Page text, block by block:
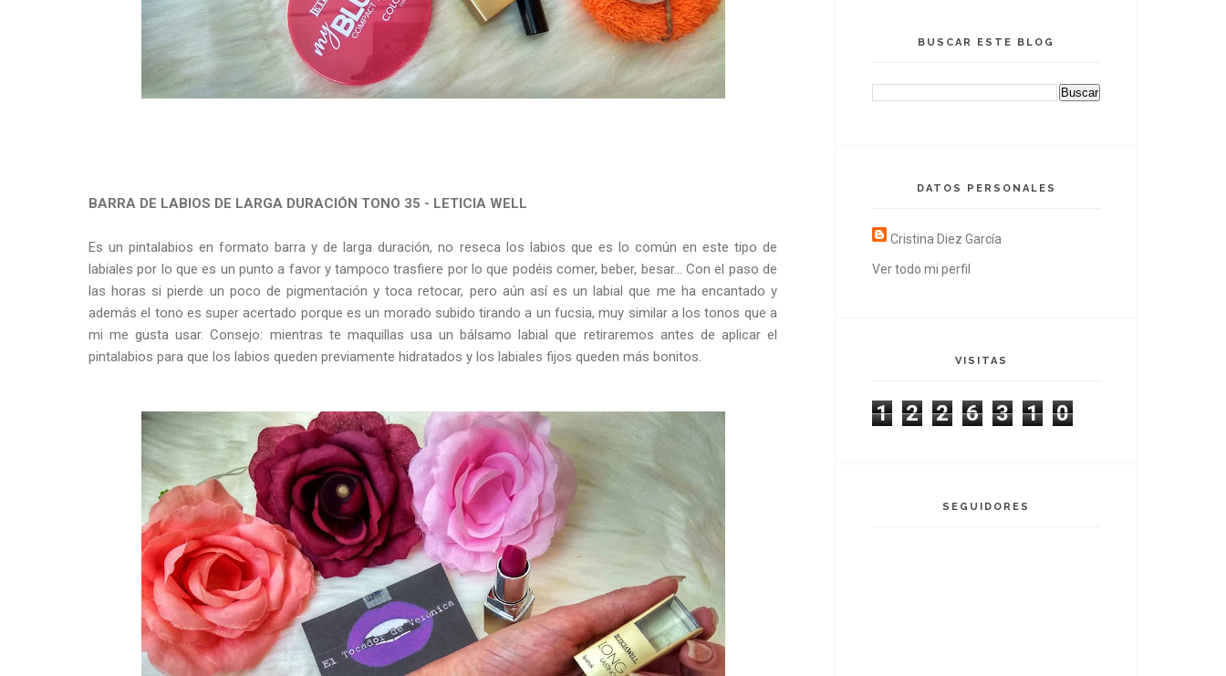
BARRA DE LABIOS DE LARGA DURACIÓN TONO 35 - LETICIA WELL
Es un pintalabios en formato barra y de larga duración, no reseca los labios que es lo común en este tipo de
labiales por lo que es un punto a favor y tampoco trasfiere por lo que podéis comer, beber, besar... Con el paso de
las horas si pierde un poco de pigmentación y toca retocar, pero aún así es un labial que me ha encantado y
además el tono es super acertado porque es un morado subido tirando a un fucsia, muy similar a los tonos que a
mi me gusta usar. Consejo: mientras te maquillas usa un bálsamo labial que retiraremos antes de aplicar el
pintalabios para que los labios queden previamente hidratados y los labiales fijos queden más bonitos.
BUSCAR ESTE BLOG
DATOS PERSONALES
Cristina Diez García
Ver todo mi perfil
VISITAS
1 2 2 6 3 1 0
SEGUIDORES